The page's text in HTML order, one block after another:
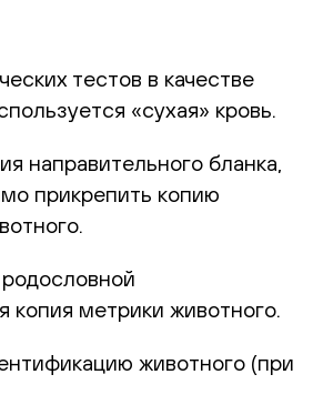
тестов в качестве
«сухая» кровь.
направительного бланка,
прикрепить копию
копия метрики животного.
животного (при